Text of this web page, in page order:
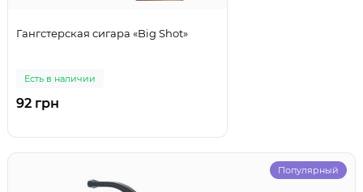
Гангстерская сигара «Big Shot»
Есть в наличии
92 грн
Популярный